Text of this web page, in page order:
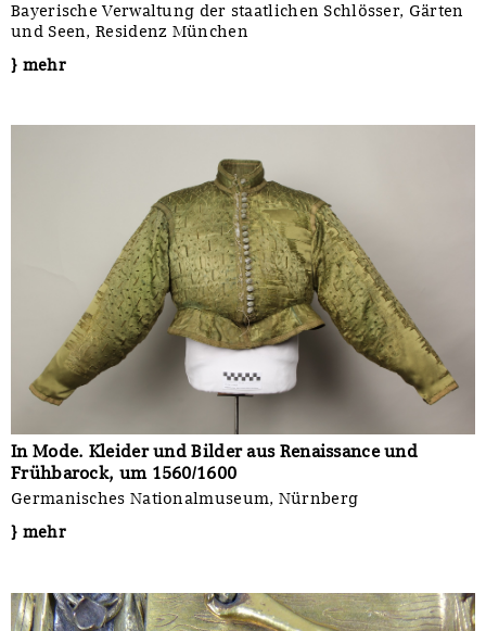
Bayerische Verwaltung der staatlichen Schlösser, Gärten
und Seen, Residenz München
} mehr
In Mode. Kleider und Bilder aus Renaissance und
Frühbarock, um 1560/1600
Germanisches Nationalmuseum, Nürnberg
} mehr